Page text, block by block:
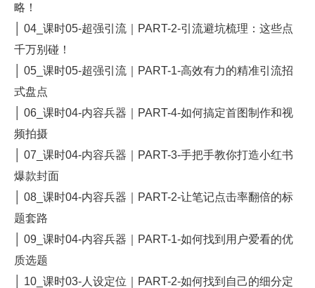
略！
│ 04_课时05-超强引流｜PART-2-引流避坑梳理：这些点
千万别碰！
│ 05_课时05-超强引流｜PART-1-高效有力的精准引流招
式盘点
│ 06_课时04-内容兵器｜PART-4-如何搞定首图制作和视
频拍摄
│ 07_课时04-内容兵器｜PART-3-手把手教你打造小红书
爆款封面
│ 08_课时04-内容兵器｜PART-2-让笔记点击率翻倍的标
题套路
│ 09_课时04-内容兵器｜PART-1-如何找到用户爱看的优
质选题
│ 10_课时03-人设定位｜PART-2-如何找到自己的细分定